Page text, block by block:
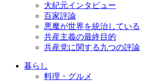
大紀元インタビュー
百家評論
悪魔が世界を統治している
共産主義の最終目的
共産党に関する九つの評論
暮らし
料理・グルメ